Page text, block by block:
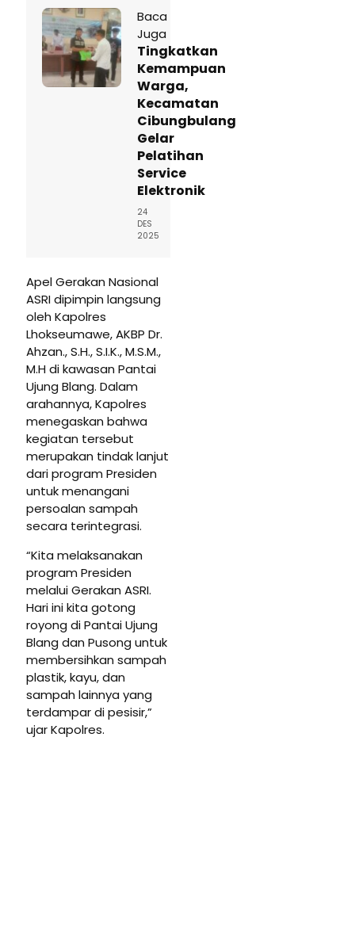
Baca
Juga
Tingkatkan
Kemampuan
Warga,
Kecamatan
Cibungbulang
Gelar
Pelatihan
Service
Elektronik
24
DES
2025
Apel Gerakan Nasional
ASRI dipimpin langsung
oleh Kapolres
Lhokseumawe, AKBP Dr.
Ahzan., S.H., S.I.K., M.S.M.,
M.H di kawasan Pantai
Ujung Blang. Dalam
arahannya, Kapolres
menegaskan bahwa
kegiatan tersebut
merupakan tindak lanjut
dari program Presiden
untuk menangani
persoalan sampah
secara terintegrasi.
“Kita melaksanakan
program Presiden
melalui Gerakan ASRI.
Hari ini kita gotong
royong di Pantai Ujung
Blang dan Pusong untuk
membersihkan sampah
plastik, kayu, dan
sampah lainnya yang
terdampar di pesisir,”
ujar Kapolres.